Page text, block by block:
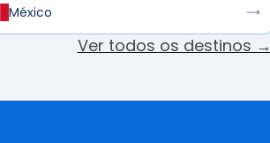
México
Ver todos os destinos →